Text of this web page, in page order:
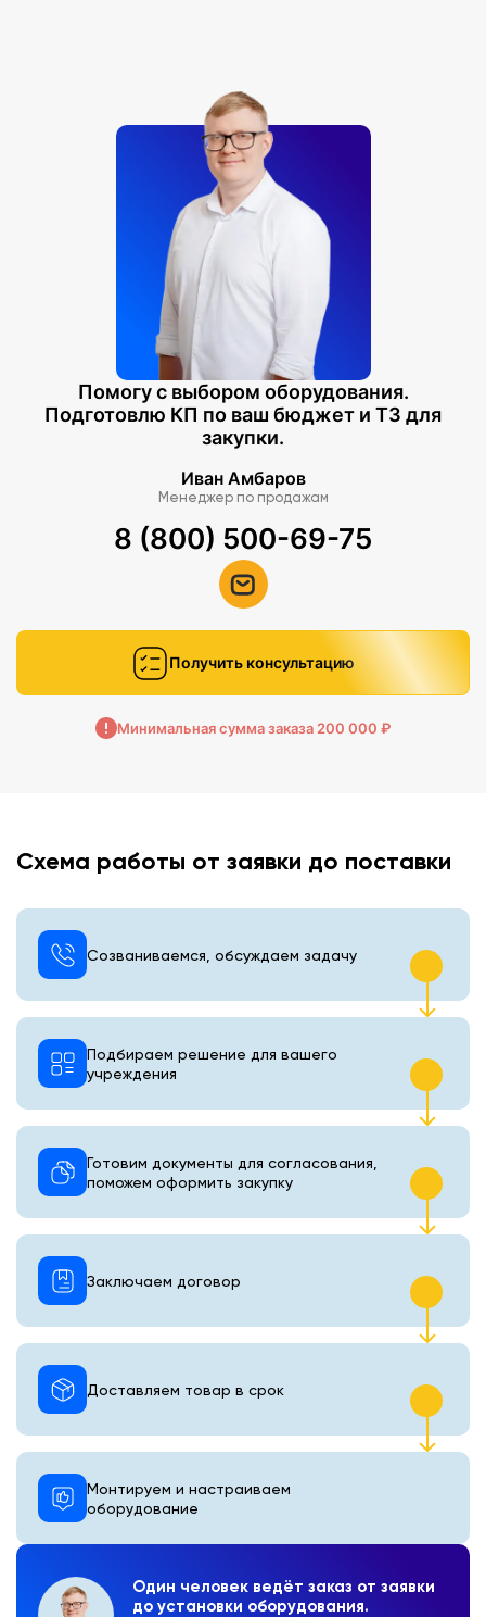
Помогу с выбором оборудования.
Подготовлю КП по ваш бюджет и ТЗ для
закупки.
Иван Амбаров
Менеджер по продажам
8 (800) 500-69-75
Получить консультацию
Минимальная сумма заказа 200 000 ₽
Схема работы от заявки до поставки
Один человек ведёт заказ от заявки
до установки оборудования.
Созваниваемся, обсуждаем задачу
Подбираем решение для вашего
учреждения
Готовим документы для согласования,
поможем оформить закупку
Монтируем и настраиваем
оборудование
Доставляем товар в срок
Заключаем договор